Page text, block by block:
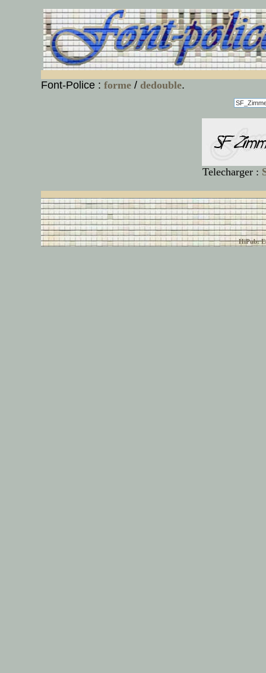
Font-Police : forme/ dedouble.
Telecharger :
HiPub: